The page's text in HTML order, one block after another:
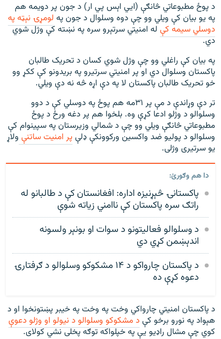
د پوځ مطبوعاتي څانګې (ايي اېس پي ار) د جون پر دویمه هم
په یو بیان کې ویلي وو چې دوه وسلوال د جون په لومړۍ نېټه په
دوسلي سیمه کې له امنيتي سرتېرو سره په نښته کې وژل شوي
دي.
په بيان کې راغلي وو چې وژل شوي کسان د تحريک طالبان
پاکستان وسلوال دي او پر امنيتي سرتيرو په بريدونو کې ککړ وو
خو تحریک طالبان پاکستان لا په دې اړه څه نه دې ویلي.
تر دې وړاندې د مې پر ۳۱مه هم پوځ په دوسلي کې د دوو
وسلوالو د وژلو ادعا کړې وه. بلخوا هم پر دغه ورځ د پوځ
مطبوعاتي څانګې ویلي وو چې د شمالي وزيرستان په سپينوام کې
وسلوالو د پوليو ضد واکسین ورکوونکې ډلې پر امنیت ساتنې ولاړ
یو سرتيری وژلی.
دا هم وګورئ:
پاکستانۍ څېړنيزه اداره: افغانستان کې د طالبانو له
راتګ سره پاکستان کې ناامني زیاته شوې
د وسلوالو فعاليتونو د سوات او بونېر ولسونه
اندېښمن کړي دي
د پاکستان چارواکو د ۱۴ مشکوکو وسلوالو د ګرفتارۍ
دعوه کړې ده
د پاکستان امنیتي چارواکي وخت په وخت په خیبر پښتونخوا او د
هېواد په نورو برخو کېد مشکوکو وسلوالو د نیولو او وژلو دعوې
کوي چې مشال راډيو یې په خپلواکه توګه پخلی نشي کولای.